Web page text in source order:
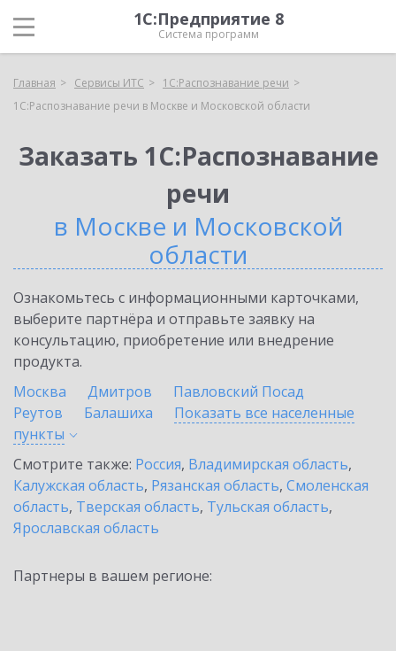
1С:Предприятие 8
Система программ
Главная Сервисы ИТС
1С:Распознавание речи
1С:Распознавание речи в Москве и Московской области
Заказать 1С:Распознавание
речи
в Москве и Московской
области
Ознакомьтесь с информационными карточками,
выберите партнёра и отправьте заявку на
консультацию, приобретение или внедрение
продукта.
Москва
Дмитров
Павловский Посад
Реутов
Балашиха
Показать все населенные
пункты
Смотрите также: Россия, Владимирская область,
Калужская область, Рязанская область, Смоленская
область, Тверская область, Тульская область,
Ярославская область
Партнеры в вашем регионе: